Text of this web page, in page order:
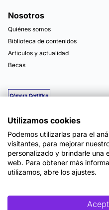
Nosotros
Quiénes somos
Biblioteca de contenidos
Articulos y actualidad
Becas
Mapa del sitio
Accesibilidad
Utilizamos cookies
Podemos utilizarlas para el
visitantes, para mejorar
personalizado y brindarle una
web. Para obtener más
utilizamos, abre los ajustes.